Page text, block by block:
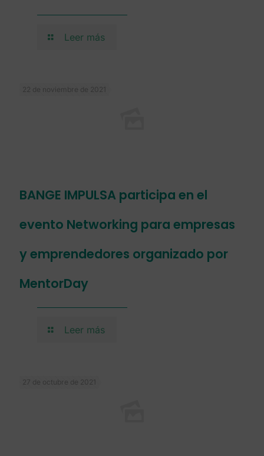
Leer más
22 de noviembre de 2021
BANGE IMPULSA participa en el
evento Networking para empresas
y emprendedores organizado por
MentorDay
Leer más
27 de octubre de 2021